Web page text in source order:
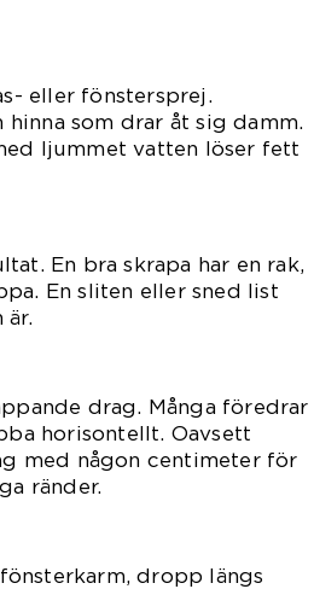
eller fönstersprej.
som drar åt sig damm.
ljummet vatten löser fett
En bra skrapa har en rak,
En sliten eller sned list
är.
drag. Många föredrar
horisontellt. Oavsett
med någon centimeter för
ränder.
dropp längs